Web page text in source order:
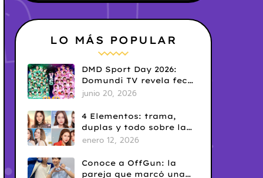
LO MÁS POPULAR
DMD Sport Day 2026:
Domundi TV revela fecha
y temática
junio 20, 2026
4 Elementos: trama,
duplas y todo sobre la
saga GL antes de su
enero 12, 2026
Conoce a OffGun: la
pareja que marcó una